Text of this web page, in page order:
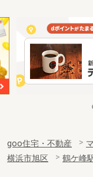
goo住宅・不動産
横浜市旭区
鶴ケ峰